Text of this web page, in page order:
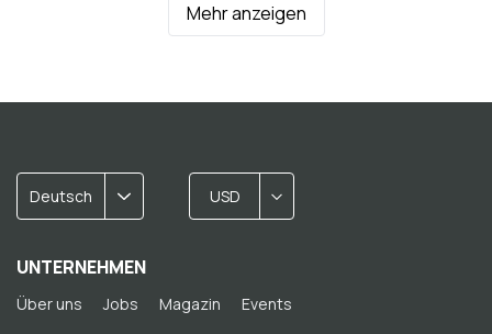
Mehr anzeigen
Deutsch USD
UNTERNEHMEN
Über uns Jobs Magazin
Events